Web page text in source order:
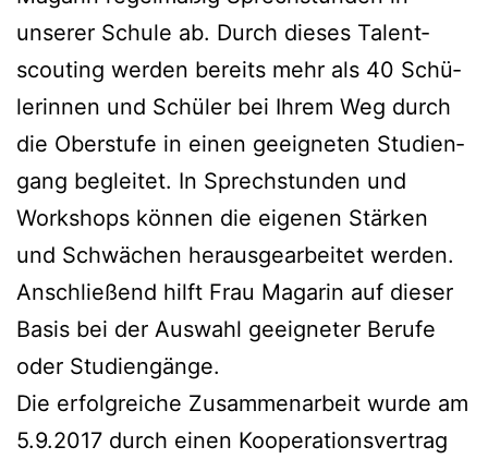
unse­rer Schu­le ab. Durch die­ses Talent­
scou­ting wer­den bereits mehr als 40 Schü­
le­rin­nen und Schü­ler bei Ihrem Weg durch
die Ober­stu­fe in einen geeig­ne­ten Stu­di­en­
gang beglei­tet. In Sprech­stun­den und
Work­shops kön­nen die eige­nen Stär­ken
und Schwä­chen her­aus­ge­ar­bei­tet wer­den.
Anschlie­ßend hilft Frau Maga­rin auf die­ser
Basis bei der Aus­wahl geeig­ne­ter Beru­fe
oder Studiengänge.
Die erfolg­rei­che Zusam­men­ar­beit wur­de am
5.9.2017 durch einen Koope­ra­ti­ons­ver­trag